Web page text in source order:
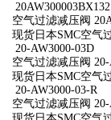
20AW300003BX132
空气过滤减压阀
现货日本SMC空气
20-AW3000-03D
空气过滤减压阀 20-
现货日本SMC空气
20-AW3000-03-R
空气过滤减压阀 20-